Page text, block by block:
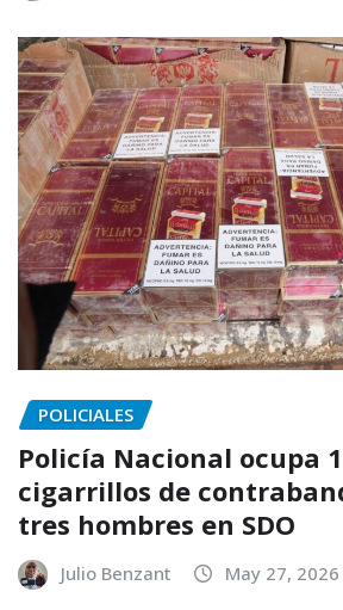
POLICIALES
Policía Nacional ocupa
cigarrillos de
tres hombres en SDO
Julio Benzant May 27, 2026